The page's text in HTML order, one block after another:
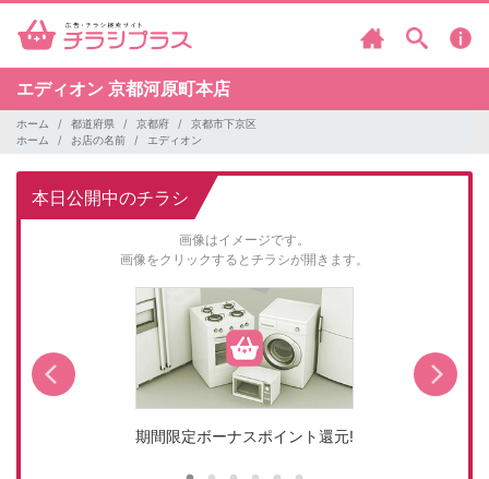
エディオン 京都河原町本店
ホーム 都道府県 京都府
京都市下京区
ホーム
お店の名前 エディオン
本日公開中のチラシ
画像はイメージです。
画像をクリックするとチラシが開きます。
期間限定ボーナスポイント還元!